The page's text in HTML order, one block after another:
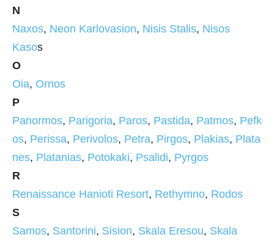
N
Naxos, Neon Karlovasion, Nisis Stalis, Nisos
Kasos
O
Oia, Ornos
P
Panormos, Parigoria, Paros, Pastida, Patmos, Pefk
os, Perissa, Perivolos, Petra, Pirgos, Plakias, Plata
nes, Platanias, Potokaki, Psalidi, Pyrgos
R
Renaissance Hanioti Resort, Rethymno, Rodos
S
Samos, Santorini, Sision, Skala Eresou, Skala